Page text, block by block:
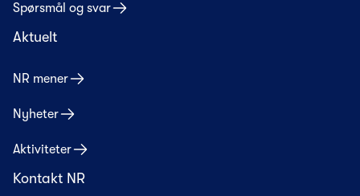
Spørsmål og svar
Aktuelt
NR mener
Nyheter
Aktiviteter
Kontakt NR